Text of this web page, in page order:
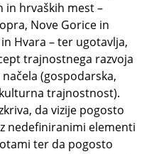
in hrvaških mest –
Nove Gorice in
Hvara – ter ugotavlja,
trajnostnega razvoja
(gospodarska,
trajnostnost).
da vizije pogosto
nedefiniranimi elementi
ter da pogosto